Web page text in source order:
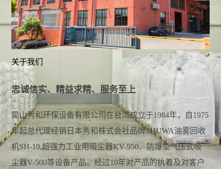
关于我们
忠诚信实、精益求精、服务至上
昆山秀和环保设备有限公司在台湾成立于1984年，自1975
年起总代理经销日本秀和株式会社品牌SHUWA油雾回收
机SH-10,超强力工业用吸尘器KV-950、防爆型气压式吸
尘器V-500等设备产品。经过10年对产品的执着及对客户